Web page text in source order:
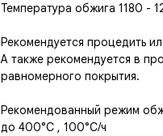
Температура обжига 1180 -
Рекомендуется процедить
А также рекомендуется в
равномерного покрытия.
Рекомендованный режим
до 400°C , 100°C/ч